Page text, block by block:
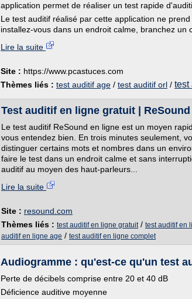
application permet de réaliser un test rapide
Le test auditif réalisé par cette application ne
installez-vous dans un endroit calme, branchez un
Lire la suite
Site : https://www.pcastuces.com
Thèmes liés : test auditif age / test auditif orl / test
Test auditif en ligne gratuit | ReSound
Le test auditif ReSound en ligne est un moyen
vous entendez bien. En trois minutes seulement,
distinguer certains mots et nombres dans un
faire le test dans un endroit calme et sans
auditif au moyen des haut-parleurs...
Lire la suite
Site : resound.com
Thèmes liés : test auditif en ligne gratuit/ test auditif en
auditif en ligne age / test auditif en ligne complet
Audiogramme : qu'est-ce qu'un test
Perte de décibels comprise entre 20 et 40 dB
Déficience auditive moyenne